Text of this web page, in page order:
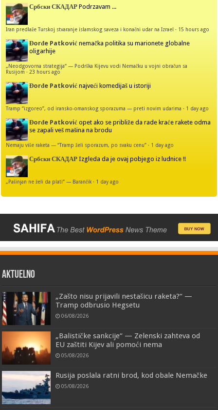
Србски СКАДАР Podrzavam ...
Iran predlaže Turskoj stvaranje islamskog saveza i konačni udar na Izrael · 15 hours ago
Đorđe Patković nemačka politika su marionete globalne
oligarhije
„Neodgovorna strategija“ — Podrška Kijevu vodi Nemačku u vojni obračun sa
Rusijom · 23 hours ago
Đorđe Patković najveći komedijaš u istoriji
Tramp “izgoreo”, od iransko-omanskog sporazuma — preti novim udarima · 1 day ago
Đorđe Patković opet ako se približe da rade kraće rakete odma
se zapali veš mašina na brodu
Nemaju više raketa — “Tramp želi sporazum, po svaku cenu” · 1 day ago
Србски СКАДАР Izgleda da je ovaj pobjego iz ludnice !!
„Pašinjan ne želi da plati“ — Barančik · 1 day ago
AKTUELNO
„Zašto nisu prijavili nestašicu raketa?“ —
Tramp odbrusio Hegsetu
06/08/2026
„Balističke sankcije“ — Zelenski zahteva od
EU zaštiti Kijev ali pomoći nema
05/08/2026
Rusija poslala ratni brod, kod obale Nemačke
05/08/2026